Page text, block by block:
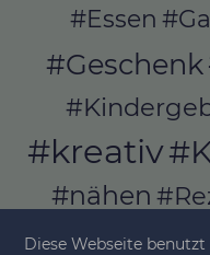
#Essen
#Geschenk
#kreativ
#nähen
Diese Webseite